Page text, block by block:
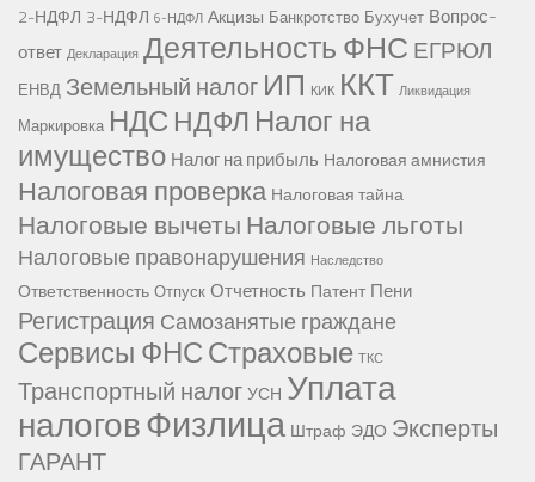
2-НДФЛ 3-НДФЛ 6-НДФЛ Акцизы Банкротство Бухучет Вопрос-
ответ Декларация Деятельность ФНС ЕГРЮЛ
ЕНВД Земельный налог ИП КИК ККТ Ликвидация
Маркировка НДС НДФЛ Налог на
имущество Налог на прибыль Налоговая амнистия
Налоговая проверка Налоговая тайна
Налоговые вычетыНалоговые льготы
Налоговые правонарушения Наследство
Ответственность Отпуск Отчетность Патент Пени
Регистрация Самозанятые граждане
Сервисы ФНССтраховые ТКС
Транспортный налогУСН Уплата
налоговФизлица Штраф ЭДО Эксперты
ГАРАНТ